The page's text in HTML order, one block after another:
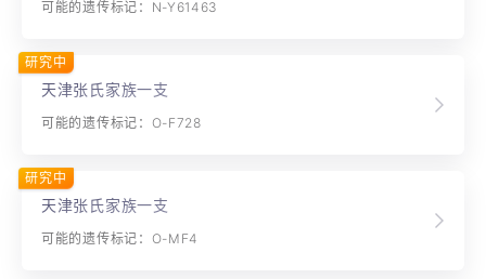
可能的遗传标记：N-Y61463
天津张氏家族一支
可能的遗传标记：O-F728
研究中
天津张氏家族一支
可能的遗传标记：O-MF4
研究中